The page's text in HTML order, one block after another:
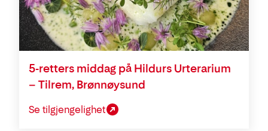
5-retters middag på Hildurs Urterarium
– Tilrem, Brønnøysund
Se tilgjengelighet